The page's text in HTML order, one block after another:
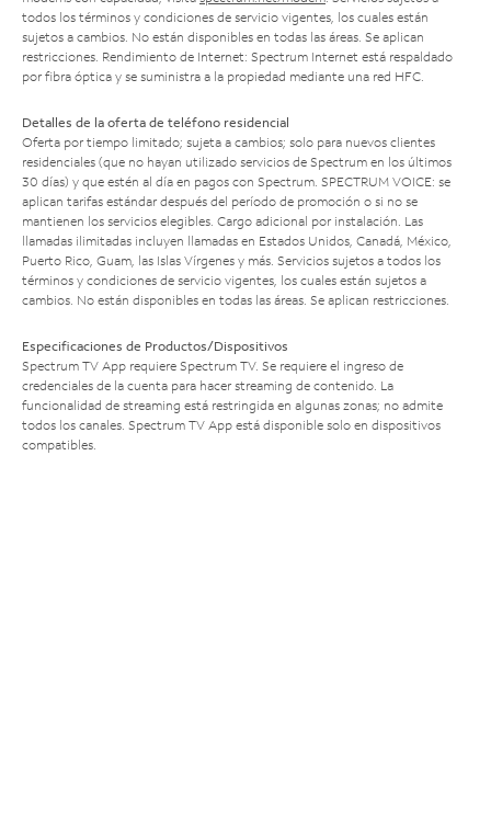
todos los términos y condiciones de servicio vigentes, los cuales están
sujetos a cambios. No están disponibles en todas las áreas. Se aplican
restricciones. Rendimiento de Internet: Spectrum Internet está respaldado
por fibra óptica y se suministra a la propiedad mediante una red HFC.
Detalles de la oferta de teléfono residencial
Oferta por tiempo limitado; sujeta a cambios; solo para nuevos clientes
residenciales (que no hayan utilizado servicios de Spectrum en los últimos
30 días) y que estén al día en pagos con Spectrum. SPECTRUM VOICE: se
aplican tarifas estándar después del período de promoción o si no se
mantienen los servicios elegibles. Cargo adicional por instalación. Las
llamadas ilimitadas incluyen llamadas en Estados Unidos, Canadá, México,
Puerto Rico, Guam, las Islas Vírgenes y más. Servicios sujetos a todos los
términos y condiciones de servicio vigentes, los cuales están sujetos a
cambios. No están disponibles en todas las áreas. Se aplican restricciones.
Especificaciones de Productos/Dispositivos
Spectrum TV App requiere Spectrum TV. Se requiere el ingreso de
credenciales de la cuenta para hacer streaming de contenido. La
funcionalidad de streaming está restringida en algunas zonas; no admite
todos los canales. Spectrum TV App está disponible solo en dispositivos
compatibles.